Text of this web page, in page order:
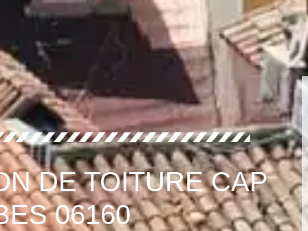
DE TOITURE CAP
06160